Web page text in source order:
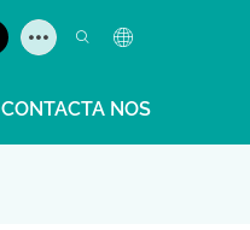
CONTACTA NOS